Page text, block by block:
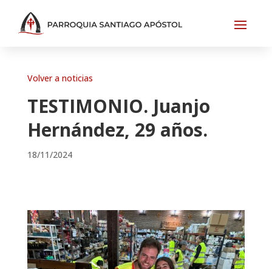
Volver a noticias
TESTIMONIO. Juanjo
Hernández, 29 años.
18/11/2024